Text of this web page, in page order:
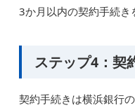
3か月以内の契約手続き
ステップ4：契
契約手続きは横浜銀行